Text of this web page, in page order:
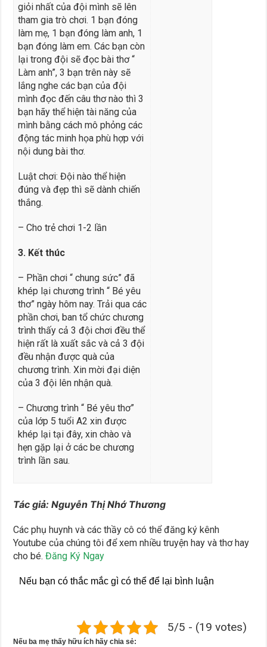
giỏi nhất của đội mình sẽ lên
tham gia trò chơi. 1 bạn đóng
làm mẹ, 1 bạn đóng làm anh, 1
bạn đóng làm em. Các bạn còn
lại trong đội sẽ đọc bài thơ “
Làm anh”, 3 bạn trên này sẽ
lắng nghe các bạn của đội
mình đọc đến câu thơ nào thì 3
bạn hãy thể hiện tài năng của
mình bằng cách mô phỏng các
động tác minh họa phù hợp với
nội dung bài thơ.
Luật chơi: Đội nào thể hiện
đúng và đẹp thì sẽ dành chiến
thắng.
– Cho trẻ chơi 1-2 lần
3. Kết thúc
– Phần chơi “ chung sức” đã
khép lại chương trình “ Bé yêu
thơ” ngày hôm nay. Trải qua các
phần chơi, ban tổ chức chương
trình thấy cả 3 đội chơi đều thể
hiện rất là xuất sắc và cả 3 đội
đều nhận được quà của
chương trình. Xin mời đại diện
của 3 đội lên nhận quà.
– Chương trình “ Bé yêu thơ”
của lớp 5 tuổi A2 xin được
khép lại tại đây, xin chào và
hẹn gặp lại ở các be chương
trình lần sau.
Tác giả: Nguyễn Thị Nhớ Thương
Các phụ huynh và các thầy cô có thể đăng ký kênh
Youtube của chúng tôi để xem nhiều truyện hay và thơ hay
cho bé.Đăng Ký Ngay
Nếu bạn có thắc mắc gì có thể để lại bình luận
5/5 - (19 votes)
Nếu ba mẹ thấy hữu ích hãy chia sẻ: